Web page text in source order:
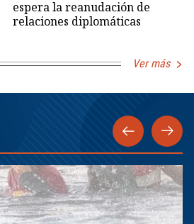
espera la reanudación de
relaciones diplomáticas
Ver más